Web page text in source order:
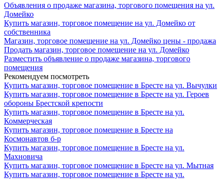
Объявления о продаже магазина, торгового помещения на ул.
Домейко
Купить магазин, торговое помещение на ул. Домейко от
собственника
Магазин, торговое помещение на ул. Домейко цены - продажа
Продать магазин, торговое помещение на ул. Домейко
Разместить объявление о продаже магазина, торгового
помещения
Рекомендуем посмотреть
Купить магазин, торговое помещение в Бресте на ул. Вычулки
Купить магазин, торговое помещение в Бресте на ул. Героев
обороны Брестской крепости
Купить магазин, торговое помещение в Бресте на ул.
Коммерческая
Купить магазин, торговое помещение в Бресте на
Космонавтов б-р
Купить магазин, торговое помещение в Бресте на ул.
Махновича
Купить магазин, торговое помещение в Бресте на ул. Мытная
Купить магазин, торговое помещение в Бресте на ул.